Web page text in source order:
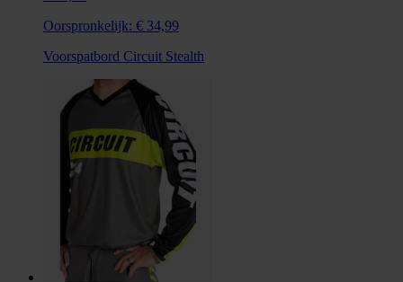
Oorspronkelijk: € 34,99
Voorspatbord Circuit Stealth